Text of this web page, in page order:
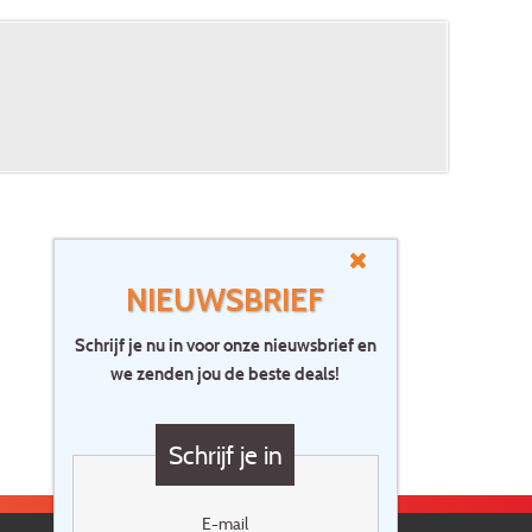
NIEUWSBRIEF
Schrijf je nu in voor onze nieuwsbrief en
we zenden jou de beste deals!
Schrijf je in
E-mail